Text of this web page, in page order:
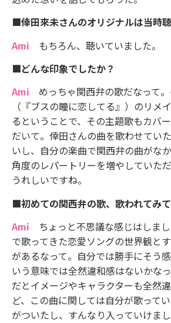
■倖田來未さんのオリジナルは当時
Ami もちろん、聴いていました。
■どんな印象でしたか？
Ami めっちゃ関西弁の歌だなって
（『ブスの瞳に恋してる』）のリメ
るということで、その主題歌もカバ
だいて。倖田さんの曲を歌わせてい
いし、自分の楽曲で関西弁の曲がな
角度のレパートリーを増やしていた
うれしいですね。
■初めての関西弁の歌、歌われてみ
Ami ちょっと不思議な感じはしま
で歌ってきた恋愛ソングの世界観と
があるなって。自分では勝手にそう
いう意味では全然違和感はないかな
だとイメージやキャラクターも全然
ど、この曲に関しては自分が歌って
がついたし、すんなり入っていけまし